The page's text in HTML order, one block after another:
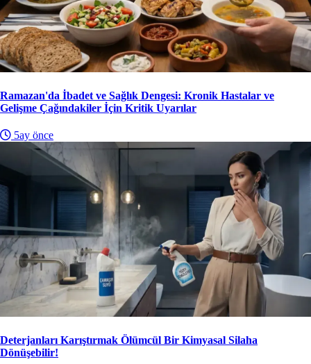
Ramazan'da İbadet ve Sağlık Dengesi: Kronik Hastalar ve
Gelişme Çağındakiler İçin Kritik Uyarılar
5ay önce
Deterjanları Karıştırmak Ölümcül Bir Kimyasal Silaha
Dönüşebilir!